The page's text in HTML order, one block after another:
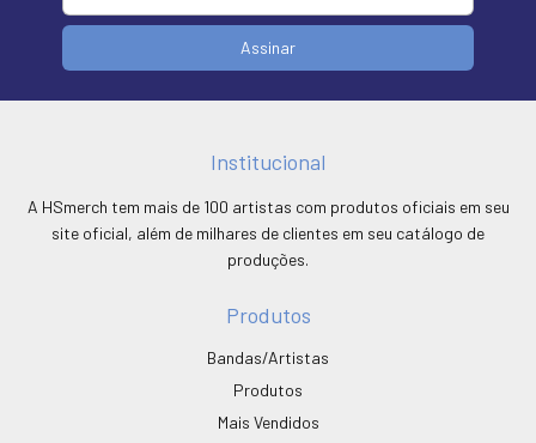
Institucional
A HSmerch tem mais de 100 artistas com produtos oficiais em seu
site oficial, além de milhares de clientes em seu catálogo de
produções.
Produtos
Bandas/Artistas
Produtos
Mais Vendidos